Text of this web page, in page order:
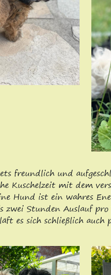
freundlich und
Kuschelzeit mit dem
Hund ist ein wahres
zwei Stunden Auslauf
es sich schließlich